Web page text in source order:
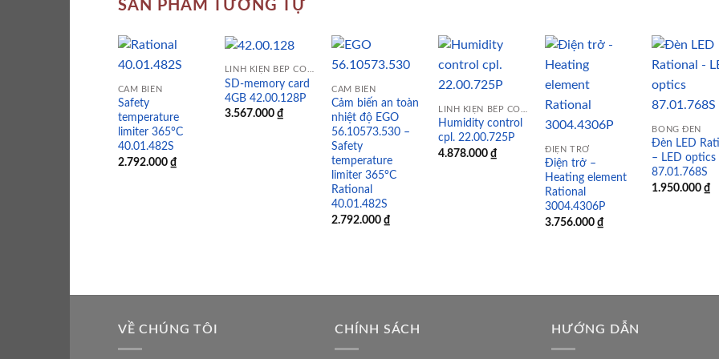
SẢN PHẨM TƯƠNG TỰ
wishlist
CẢM BIẾN
Safety
temperature
limiter 365°C
40.01.482S
2.792.000 ₫
Add to
wishlist
SD-memory card
4GB 42.00.128P
3.567.000 ₫
Add to
wishlist
CẢM BIẾN
Cảm biến an toàn
nhiệt độ EGO
56.10573.530 –
Safety
temperature
limiter 365°C
Rational
40.01.482S
2.792.000₫
Add to
wishlist
Humidity control
cpl. 22.00.725P
4.878.000₫
wishlist
ĐIỆN TRỞ
Điện trở –
Heating element
Rational
3004.4306P
3.756.000₫
Add
BÓNG ĐÈN
Đèn LED
– LED optics
87.01.768S
1.950.000₫
VỀ CHÚNG TÔI CHÍNH SÁCH HƯỚNG DẪN